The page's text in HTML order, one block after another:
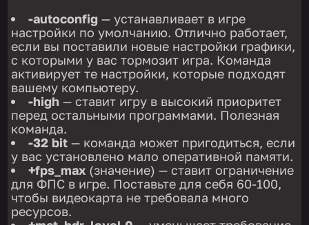
-autoconfig — устанавливает в игре
настройки по умолчанию. Отлично работает,
если вы поставили новые настройки графики,
с которыми у вас тормозит игра. Команда
активирует те настройки, которые подходят
вашему компьютеру.
-high — ставит игру в высокий приоритет
перед остальными программами. Полезная
команда.
-32 bit — команда может пригодиться, если
у вас установлено мало оперативной памяти.
+fps_max (значение) — ставит ограничение
для ФПС в игре. Поставьте для себя 60-100,
чтобы видеокарта не требовала много
ресурсов.